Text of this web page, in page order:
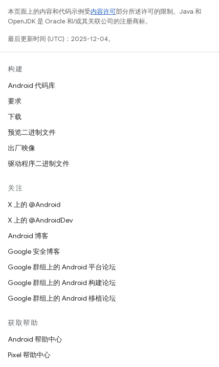
本页面上的内容和代码示例受内容许可部分所述许可的限制。Java 和
OpenJDK 是 Oracle 和/或其关联公司的注册商标。
最后更新时间 (UTC)：2025-12-04。
构建
Android 代码库
要求
下载
预览二进制文件
出厂映像
驱动程序二进制文件
关注
X 上的 @Android
X 上的 @AndroidDev
Android 博客
Google 安全博客
Google 群组上的 Android 平台论坛
Google 群组上的 Android 构建论坛
Google 群组上的 Android 移植论坛
获取帮助
Android 帮助中心
Pixel 帮助中心